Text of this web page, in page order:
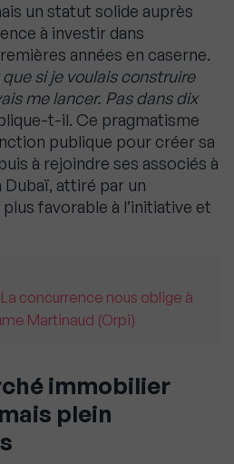
un statut solide auprès
à investir dans
années en caserne.
si je voulais construire
me lancer. Pas dans dix
t-il. Ce pragmatisme
publique pour créer sa
à rejoindre ses associés à
Dubaï, attiré par un
favorable à l’initiative et
concurrence nous oblige à
Martinaud (Orpi)
immobilier
plein